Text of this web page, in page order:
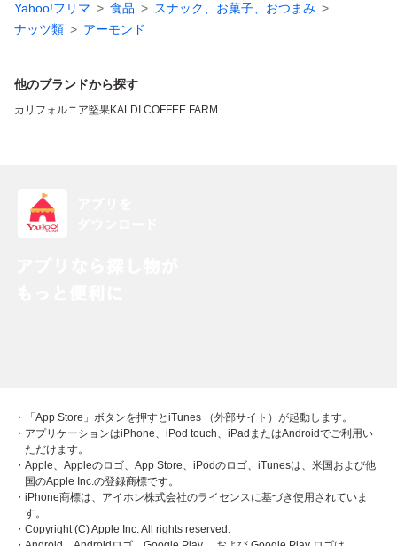
Yahoo!フリマ 食品
スナック、お菓子、おつまみ
ナッツ類
アーモンド
他のブランドから探す
カリフォルニア堅果KALDI COFFEE FARM
・「App Store」ボタンを押すとiTunes （外部サイト）が起動します。
・アプリケーションはiPhone、iPod touch、iPadまたはAndroidでご利用い
ただけます。
・Apple、Appleのロゴ、App Store、iPodのロゴ、iTunesは、米国および他
国のApple Inc.の登録商標です。
・iPhone商標は、アイホン株式会社のライセンスに基づき使用されていま
す。
・Copyright (C) Apple Inc. All rights reserved.